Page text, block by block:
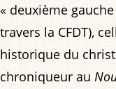
« deuxième
travers la CFDT),
historique du
chroniqueur au